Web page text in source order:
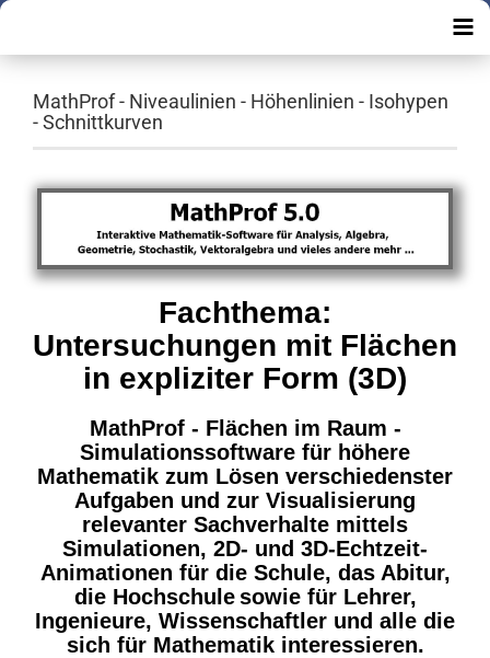
MathProf - Niveaulinien - Höhenlinien - Isohypen
- Schnittkurven
Fachthema:
Untersuchungen mit Flächen
in expliziter Form (3D)
MathProf - Flächen im Raum -
Simulationssoftware für höhere
Mathematik zum Lösen verschiedenster
Aufgaben und zur Visualisierung
relevanter Sachverhalte mittels
Simulationen, 2D- und 3D-Echtzeit-
Animationen für die Schule, das Abitur,
die Hochschule sowie für Lehrer,
Ingenieure, Wissenschaftler und alle die
sich für Mathematik interessieren.